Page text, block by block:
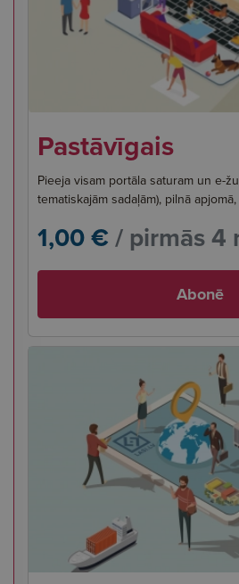
Pastāvīgais
Pieeja visam portāla saturam un e-
tematiskajām sadaļām), pilnā
1,00 €/ pirmās 4
Abonē